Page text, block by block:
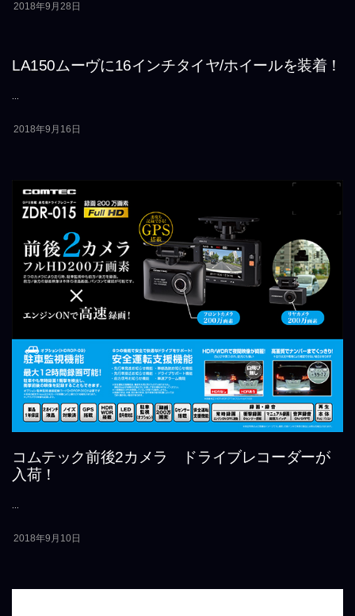
2018年9月28日
LA150ムーヴに16インチタイヤ/ホイールを装着！
2018年9月16日
コムテック前後2カメラ ドライブレコーダーが
入荷！
...
2018年9月10日